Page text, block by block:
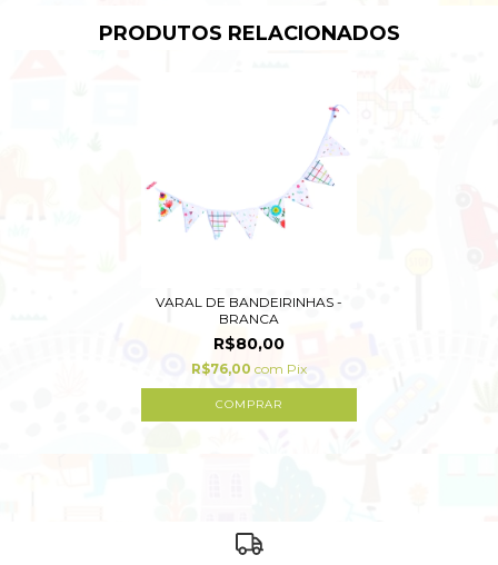
PRODUTOS RELACIONADOS
VARAL DE BANDEIRINHAS -
BRANCA
R$80,00
R$76,00 com Pix